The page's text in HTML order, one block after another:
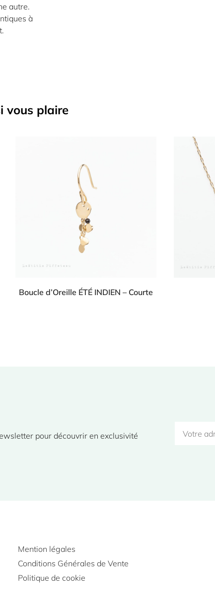
autre.
à
vous plaire
Boucle d’Oreille ÉTÉ INDIEN – Courte
pour découvrir en exclusivité
Mention légales
Conditions Générales de Vente
Politique de cookie